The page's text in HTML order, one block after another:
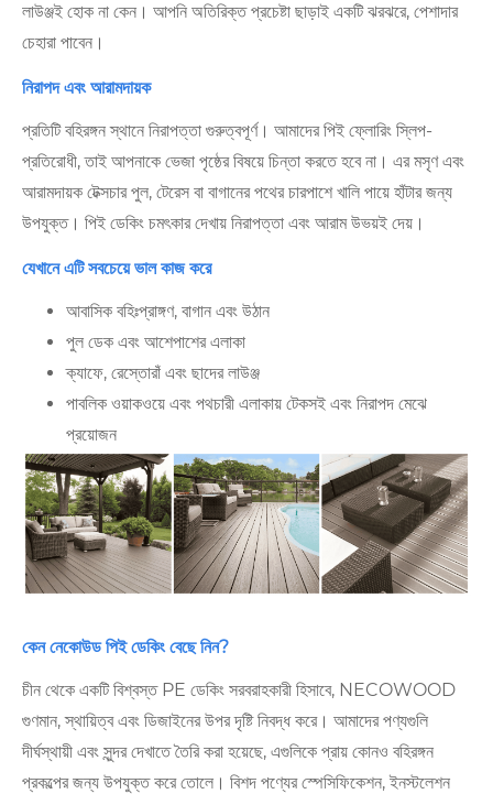
লাউঞ্জই হোক না কেন। আপনি অতিরিক্ত প্রচেষ্টা ছাড়াই একটি ঝরঝরে, পেশাদার
চেহারা পাবেন।
নিরাপদ এবং আরামদায়ক
প্রতিটি বহিরঙ্গন স্থানে নিরাপত্তা গুরুত্বপূর্ণ। আমাদের পিই ফ্লোরিং স্লিপ-
প্রতিরোধী, তাই আপনাকে ভেজা পৃষ্ঠের বিষয়ে চিন্তা করতে হবে না। এর মসৃণ এবং
আরামদায়ক টেক্সচার পুল, টেরেস বা বাগানের পথের চারপাশে খালি পায়ে হাঁটার জন্য
উপযুক্ত। পিই ডেকিং চমৎকার দেখায় নিরাপত্তা এবং আরাম উভয়ই দেয়।
যেখানে এটি সবচেয়ে ভাল কাজ করে
আবাসিক বহিঃপ্রাঙ্গণ, বাগান এবং উঠান
পুল ডেক এবং আশেপাশের এলাকা
ক্যাফে, রেস্তোরাঁ এবং ছাদের লাউঞ্জ
পাবলিক ওয়াকওয়ে এবং পথচারী এলাকায় টেকসই এবং নিরাপদ মেঝে
প্রয়োজন
কেন নেকোউড পিই ডেকিং বেছে নিন?
চীন থেকে একটি বিশ্বস্ত PE ডেকিং সরবরাহকারী হিসাবে, NECOWOOD
গুণমান, স্থায়িত্ব এবং ডিজাইনের উপর দৃষ্টি নিবদ্ধ করে। আমাদের পণ্যগুলি
দীর্ঘস্থায়ী এবং সুন্দর দেখাতে তৈরি করা হয়েছে, এগুলিকে প্রায় কোনও বহিরঙ্গন
প্রকল্পের জন্য উপযুক্ত করে তোলে। বিশদ পণ্যের স্পেসিফিকেশন, ইনস্টলেশন